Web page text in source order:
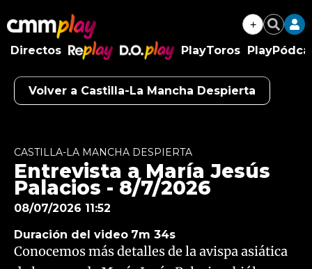
+ Buscar
Directos
RePlay
D.O.Play
PlayToros
Volver a Castilla-La Mancha Despierta
Algo salió mal.
Try again
CASTILLA-LA MANCHA DESPIERTA
Entrevista a María Jesús
Palacios - 8/7/2026
08/07/2026 11:52
Duración del video 7m 34s
Conocemos más detalles de la avispa asiática